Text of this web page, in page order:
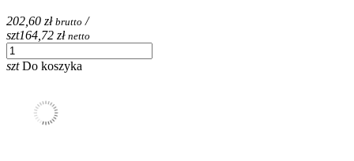
202,60 zł brutto /
szt164,72 zł netto
szt Do koszyka